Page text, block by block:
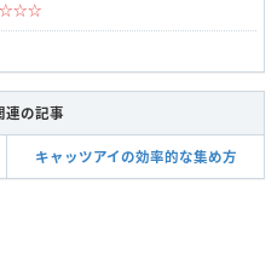
☆☆☆
連の記事
キャッツアイの効率的な集め方